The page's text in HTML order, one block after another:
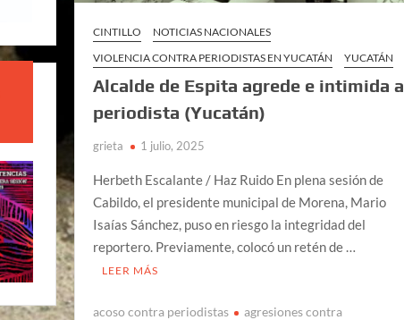
CINTILLO
NOTICIAS NACIONALES
VIOLENCIA CONTRA PERIODISTAS EN YUCATÁN
YUCATÁN
Alcalde de Espita agrede e intimida a
periodista (Yucatán)
grieta 1 julio, 2025
Herbeth Escalante / Haz Ruido En plena sesión de
Cabildo, el presidente municipal de Morena, Mario
Isaías Sánchez, puso en riesgo la integridad del
reportero. Previamente, colocó un retén de …
LEER MÁS
acoso contra periodistas
agresiones contra